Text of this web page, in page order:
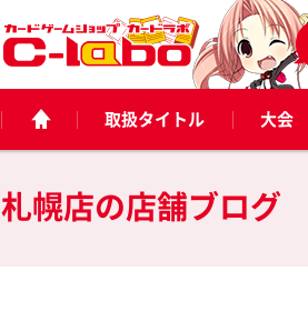
取扱タイトル 大会
札幌店の店舗ブログ